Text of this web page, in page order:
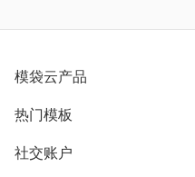
模袋云产品
别墅设计营销
模型协同展示分享
热门模板
欧式别墅
社交账户